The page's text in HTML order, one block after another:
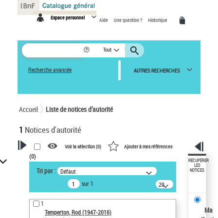
Espace personnel Aide Une question ? Historique
Tout
Recherche avancée AUTRES RECHERCHES
Accueil Liste de notices d’autorité
1 Notices d'autorité
VOTRE RECHERCHE
Recherche avancée dans les
notices d’autorité
Œuvres liées à l'auteur :
Temperton, Rod (1947-2016)
Voir la sélection (0) Ajouter à mes références
(0)
Tri par : Défaut
sur 1
20
résultats/page
1
Temperton, Rod (1947-2016)
RÉCUPÉRER
LES
NOTICES
Ma
Panneau de gestion des cookies